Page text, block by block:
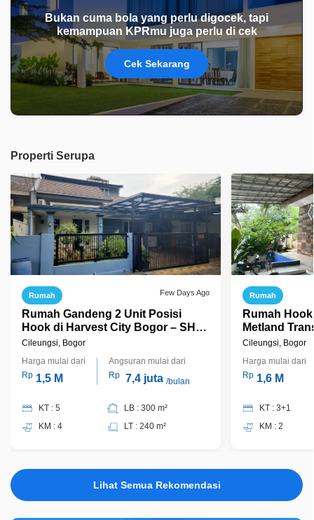
Bukan cuma bola yang perlu digocek, tapi
kemampuan KPRmu juga perlu di cek
Cek Sekarang
Properti Serupa
Rumah Few Days Ago
Rumah Gandeng 2 Unit Posisi
Hook di Harvest City Bogor – SHM,
LT 240 m², Cocok untuk Hunian &
Cileungsi, Bogor
Harga mulai dari
Rp 1,5 M
Angsuran mulai dari
Rp 7,4 juta /bulan
KT : 5
KM : 4
LB : 300 m²
LT : 240 m²
Rumah
Rumah
Metland
Cileungsi, Bogor
Harga mulai dari
Rp 1,6 M
KT : 3+1
KM : 2
Lihat Semua Rekomendasi